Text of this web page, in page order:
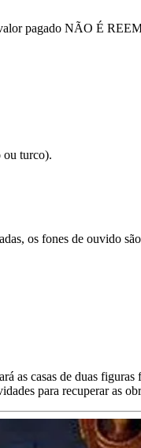
valor pagado NÃO É
ou turco).
os fones de ouvido
as casas de duas
para recuperar as